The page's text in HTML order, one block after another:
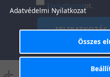
Nyilatkozatot.
FELIRATKOZÁS
Adatvédelmi Nyilatkozat
Összes